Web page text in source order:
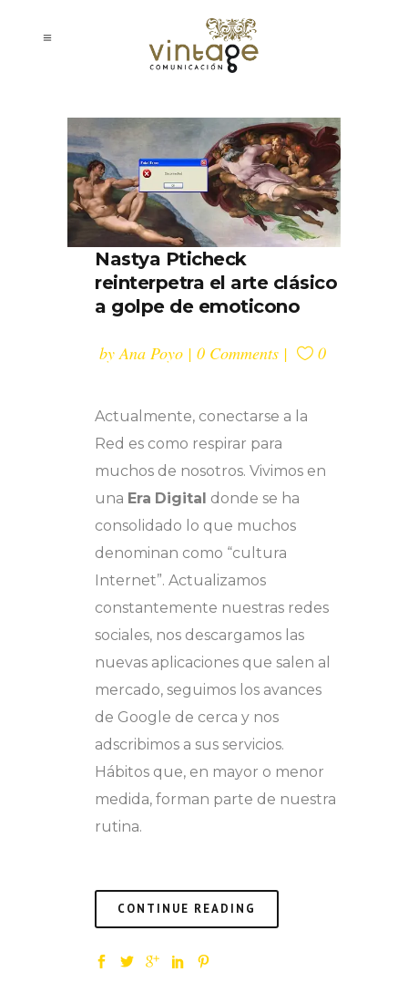
Nastya Pticheck
reinterpetra el arte clásico
a golpe de emoticono
by Ana Poyo 0 Comments 0
Actualmente, conectarse a la
Red es como respirar para
muchos de nosotros. Vivimos en
una Era Digital donde se ha
consolidado lo que muchos
denominan como “cultura
Internet”. Actualizamos
constantemente nuestras redes
sociales, nos descargamos las
nuevas aplicaciones que salen al
mercado, seguimos los avances
de Google de cerca y nos
adscribimos a sus servicios.
Hábitos que, en mayor o menor
medida, forman parte de nuestra
rutina.
CONTINUE READING